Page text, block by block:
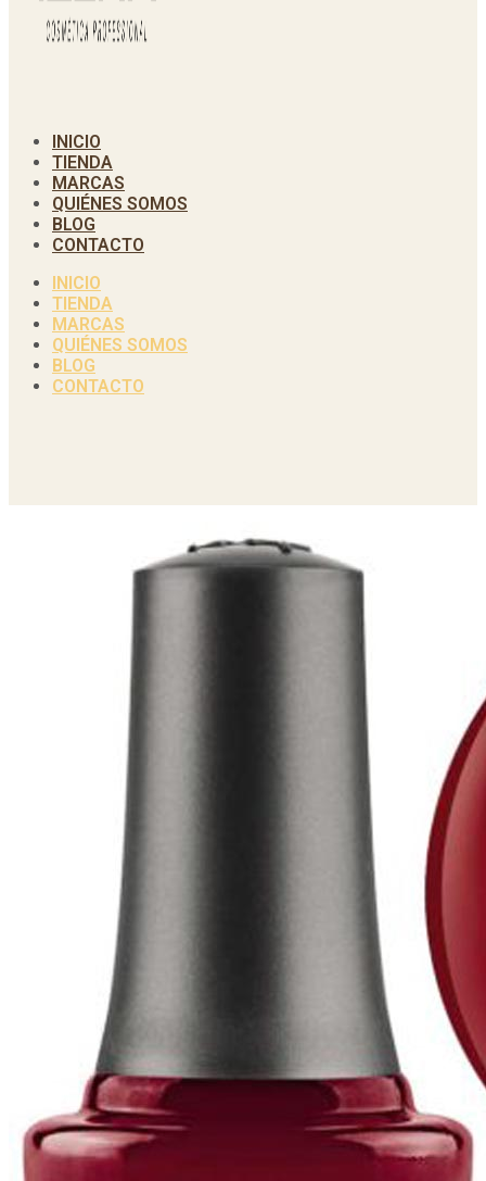
INICIO
TIENDA
MARCAS
QUIÉNES SOMOS
BLOG
CONTACTO
INICIO
TIENDA
MARCAS
QUIÉNES SOMOS
BLOG
CONTACTO